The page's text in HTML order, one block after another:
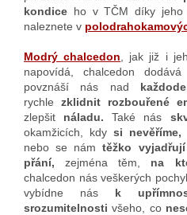
kondice ho v TČM díky jeho
naleznete v
Modrý chalcedon , jak již i
napovídá, chalcedon dodává
povznáší nás nad
rychle
zklidnit rozbouřené
zlepšit náladu. Také nás
okamžicích, kdy si
nebo se nám těžko
přání,zejména těm, na
chalcedon nás veškerých
vybídne nás k
srozumitelnostivšeho, co